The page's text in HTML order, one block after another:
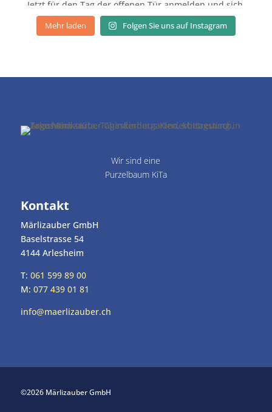
Mehr laden Folgen Sie uns auf Instagram
Wir sind eine
Purzelbaum KiTa
Kontakt
Märlizauber GmbH
Baselstrasse 54
4144 Arlesheim
T: 061 599 89 00
M: 077 439 01 81
info@maerlizauber.ch
©2026 Märlizauber GmbH